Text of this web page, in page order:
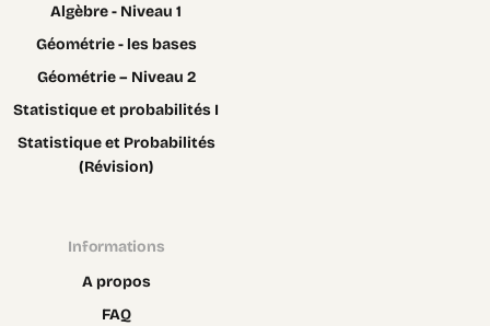
Algèbre - Niveau 1
Géométrie - les bases
Géométrie – Niveau 2
Statistique et probabilités I
Statistique et Probabilités
(Révision)
Informations
A propos
FAQ